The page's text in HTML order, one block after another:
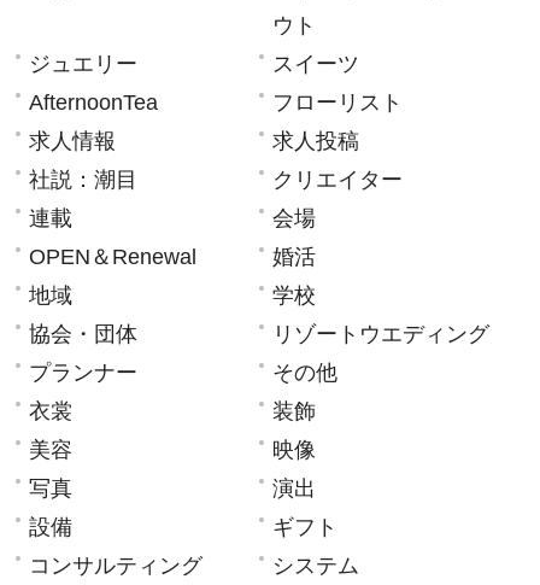
ウト
ジュエリー
スイーツ
AfternoonTea
フローリスト
求人情報
求人投稿
社説：潮目
クリエイター
連載
会場
OPEN＆Renewal
婚活
地域
学校
協会・団体
リゾートウエディング
プランナー
その他
衣裳
装飾
美容
映像
写真
演出
設備
ギフト
コンサルティング
システム